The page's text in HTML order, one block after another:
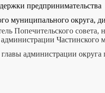
предпринимательства
муниципального округа,
Попечительского совета,
администрации Частинского
администрации